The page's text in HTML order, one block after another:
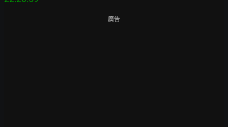
廣告